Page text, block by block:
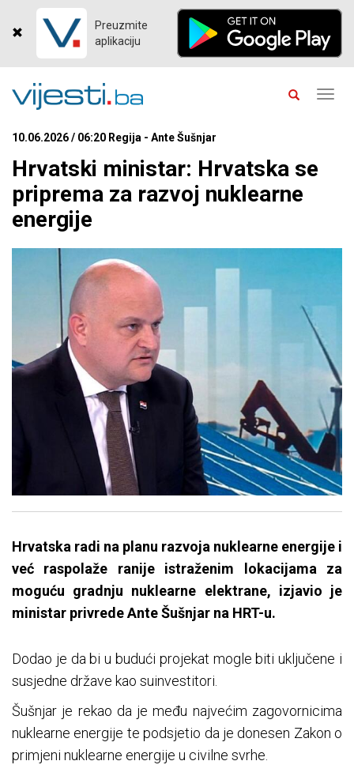
Preuzmite
aplikaciju
10.06.2026 / 06:20 Regija - Ante Šušnjar
Hrvatski ministar: Hrvatska se
priprema za razvoj nuklearne
energije
Hrvatska radi na planu razvoja nuklearne energije i
već raspolaže ranije istraženim lokacijama za
moguću gradnju nuklearne elektrane, izjavio je
ministar privrede Ante Šušnjar na HRT-u.
Dodao je da bi u budući projekat mogle biti uključene i
susjedne države kao suinvestitori.
Šušnjar je rekao da je među najvećim zagovornicima
nuklearne energije te podsjetio da je donesen Zakon o
primjeni nuklearne energije u civilne svrhe.